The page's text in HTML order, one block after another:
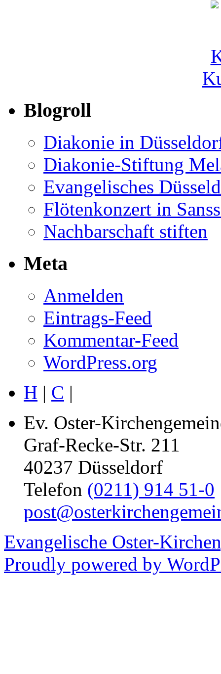
Blogroll
Diakonie in
Diakonie-Stiftung
Evangelisches
Flötenkonzert in
Nachbarschaft stiften
Meta
Anmelden
Eintrags-Feed
Kommentar-Feed
WordPress.org
H | C |
Ev. Oster-
Graf-Recke-Str. 211
40237 Düsseldorf
Telefon (0211) 914 51-0
Evangelische Oster-
Proudly powered by